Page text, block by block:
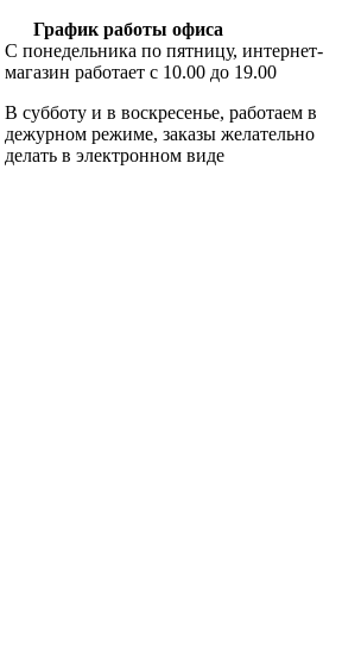
График работы офиса
С понедельника по пятницу, интернет-
магазин работает с 10.00 до 19.00
В субботу и в воскресенье, работаем в
дежурном режиме, заказы желательно
делать в электронном виде